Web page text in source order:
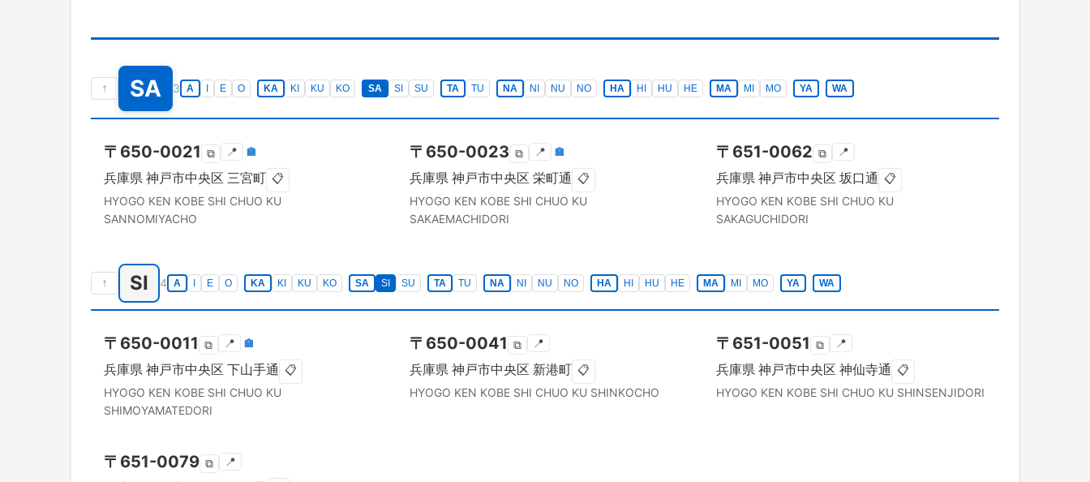
↑ SA 3 A E O KA KI KU KO SA SI SU TA TU NA NI NU NO HA HI HU HE MA MI MO YA WA
〒 650-0021 ⧉ 📍 🏣
兵庫県 神戸市中央区 三宮町 📋
HYOGO KEN KOBE SHI CHUO KU
SANNOMIYACHO
〒 650-0023 ⧉ 📍 🏣
兵庫県 神戸市中央区 栄町通 📋
HYOGO KEN KOBE SHI CHUO KU
SAKAEMACHIDORI
〒 651-0062 ⧉ 📍
兵庫県 神戸市中央区 坂口通 📋
HYOGO KEN KOBE SHI CHUO KU
SAKAGUCHIDORI
↑ SI 4 A E O KA KI KU KO SA SI SU TA TU NA NI NU NO HA HI HU HE MA MI MO YA WA
〒 650-0011 ⧉ 📍 🏣
兵庫県 神戸市中央区 下山手通 📋
HYOGO KEN KOBE SHI CHUO KU
SHIMOYAMATEDORI
〒 650-0041 ⧉ 📍
兵庫県 神戸市中央区 新港町 📋
HYOGO KEN KOBE SHI CHUO KU SHINKOCHO
〒 651-0051 ⧉ 📍
兵庫県 神戸市中央区 神仙寺通 📋
HYOGO KEN KOBE SHI CHUO KU SHINSENJIDORI
〒 651-0079 ⧉ 📍